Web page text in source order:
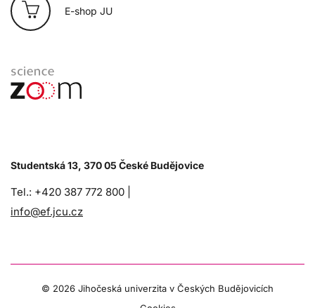
E-shop JU
Studentská 13, 370 05 České Budějovice
Tel.: +420 387 772 800 |
info@ef.jcu.cz
© 2026 Jihočeská univerzita v Českých Budějovicích